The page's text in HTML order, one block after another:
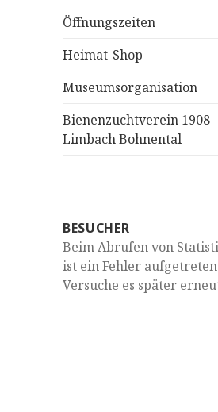
Öffnungszeiten
Heimat-Shop
Museumsorganisation
Bienenzuchtverein 1908
Limbach Bohnental
BESUCHER
Beim Abrufen von
ist ein Fehler
Versuche es später